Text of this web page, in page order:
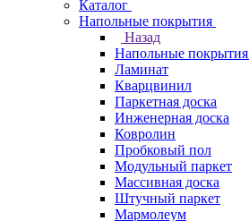
Каталог
Напольные покрытия
Назад
Напольные покрытия
Ламинат
Кварцвинил
Паркетная доска
Инженерная доска
Ковролин
Пробковый пол
Модульный паркет
Массивная доска
Штучный паркет
Мармолеум